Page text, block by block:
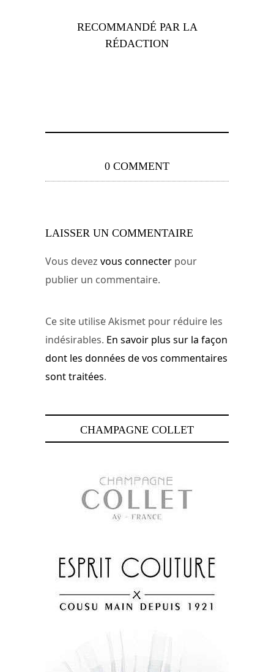
RECOMMANDÉ PAR LA
RÉDACTION
0 COMMENT
LAISSER UN COMMENTAIRE
Vous devez vous connecter pour
publier un commentaire.
Ce site utilise Akismet pour réduire les
indésirables. En savoir plus sur la façon
dont les données de vos commentaires
sont traitées.
CHAMPAGNE COLLET